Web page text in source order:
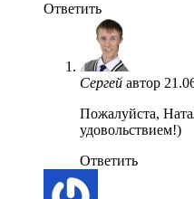
Ответить
Сергей автор
Пожалуйста,
удовольствием!)
Ответить